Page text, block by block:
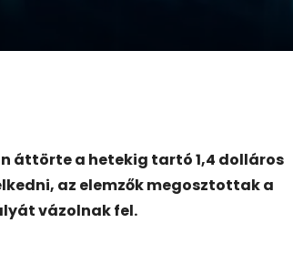
áttörte a hetekig tartó 1,4 dolláros
az elemzők megosztottak a
vázolnak fel.